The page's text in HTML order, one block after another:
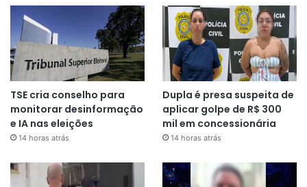
TSE cria conselho para
monitorar desinformação
e IA nas eleições
14 horas atrás
Dupla é presa suspeita de
aplicar golpe de R$ 300
mil em concessionária
14 horas atrás